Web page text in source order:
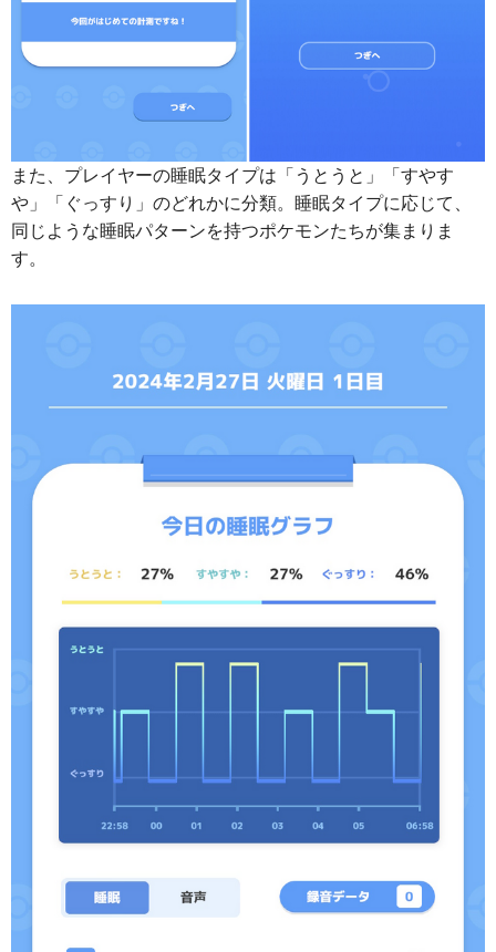
また、プレイヤーの睡眠タイプは「うとうと」「すやす
や」「ぐっすり」のどれかに分類。睡眠タイプに応じて、
同じような睡眠パターンを持つポケモンたちが集まりま
す。